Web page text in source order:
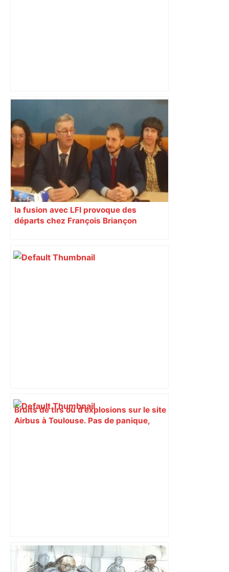
Toulouse : prévisions météo du lundi
30 mars 2026 – Météocity
la fusion avec LFI provoque des
départs chez François Briançon
Bruits de tirs ou d'explosions sur le site
Airbus à Toulouse. Pas de panique,
Une nouvelle tête intègre la
gouvernance d'Airbus : qui est le